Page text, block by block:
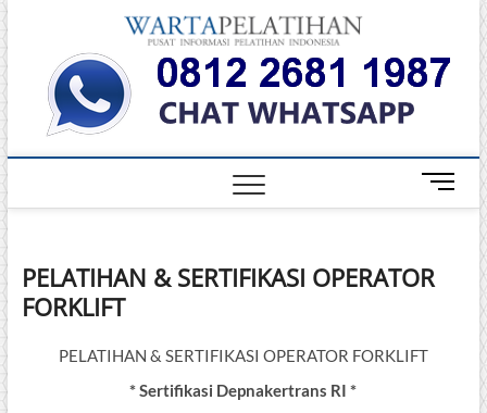
Skip
to
content
Warta
PELATIHAN
DAN
TERBAIK DI
M
e
B
PELATIHAN & SERTIFIKASI OPERATOR
FORKLIFT
PELATIHAN & SERTIFIKASI OPERATOR FORKLIFT
*Sertifikasi Depnakertrans RI *